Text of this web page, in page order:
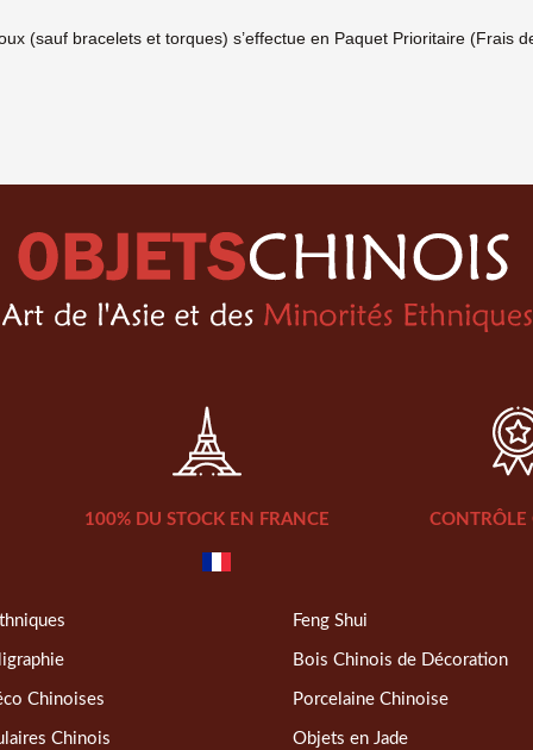
(sauf bracelets et torques) s’effectue en Paquet Prioritaire (Frais
100% DU STOCK EN FRANCE CONTRÔLE
Chinoises
Chinois
Feng Shui
Bois Chinois de Décoration
Porcelaine Chinoise
Objets en Jade